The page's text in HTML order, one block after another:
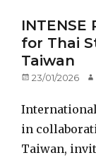
for Thai
Taiwan
Posted
23/01/2026
in
Taiwan,